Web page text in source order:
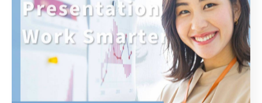
全てのカテゴリー
研修
セミナー
提案
企業